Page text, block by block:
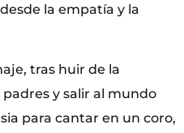
la empatía y la
tras huir de la
padres y salir al mundo
para cantar en un coro,